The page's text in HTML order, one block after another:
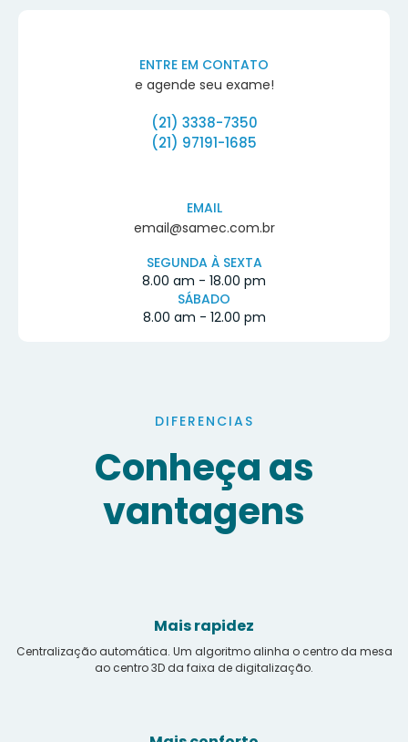
ENTRE EM CONTATO
e agende seu exame!
(21) 3338-7350
(21) 97191-1685
EMAIL
email@samec.com.br
SEGUNDA À SEXTA
8.00 am - 18.00 pm
SÁBADO
8.00 am - 12.00 pm
DIFERENCIAS
Conheça as
vantagens
Mais rapidez
Centralização automática. Um algoritmo alinha o centro da mesa
ao centro 3D da faixa de digitalização.